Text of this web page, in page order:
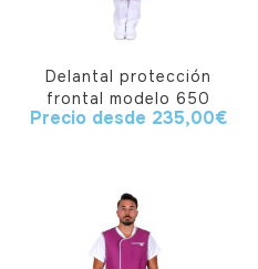
Delantal protección
frontal modelo 650
Precio desde 235,00€